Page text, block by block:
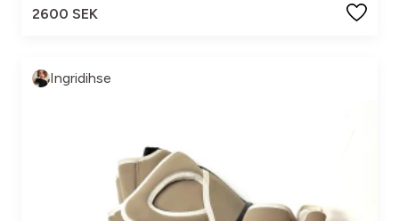
2600 SEK
Ingridihse